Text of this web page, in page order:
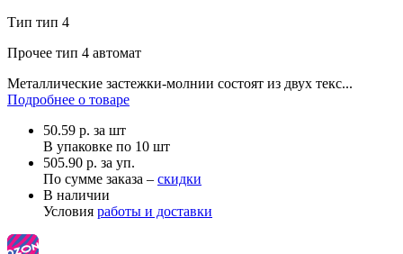
Тип тип 4
Прочее тип 4 автомат
Металлические застежки-молнии состоят из двух текс...
Подробнее о товаре
50.59 р. за шт
В упаковке по 10 шт
505.90 р. за уп.
По сумме заказа – скидки
В наличии
Условия работы и доставки